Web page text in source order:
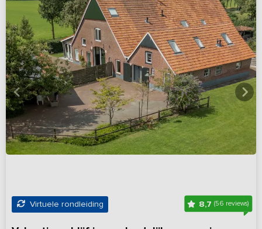
Virtuele rondleiding 8,7 (56 reviews)